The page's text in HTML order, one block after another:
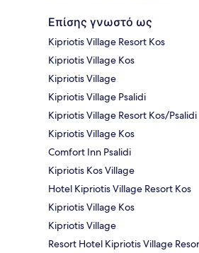
Επίσης γνωστό ως
Kipriotis Village Resort Kos
Kipriotis Village Kos
Kipriotis Village
Kipriotis Village Psalidi
Kipriotis Village Resort Kos/Psalidi
Kipriotis Village Kos
Comfort Inn Psalidi
Kipriotis Kos Village
Hotel Kipriotis Village Resort Kos
Kipriotis Village Kos
Kipriotis Village
Resort Hotel Kipriotis Village